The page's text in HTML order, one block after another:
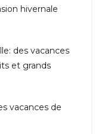
hivernale
des vacances
et grands
vacances de